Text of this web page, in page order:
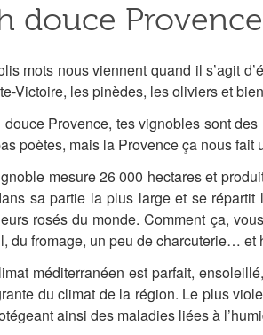
douce Provence
mots nous viennent quand il s’agit
Victoire, les pinèdes, les oliviers et
douce Provence, tes vignobles sont
poètes, mais la Provence ça nous fait
mesure 26 000 hectares et
sa partie la plus large et se
rosés du monde. Comment ça,
du fromage, un peu de charcuterie… et
méditerranéen est parfait,
du climat de la région. Le plus
ainsi des maladies liées à